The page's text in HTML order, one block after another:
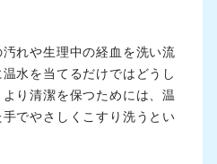
れや生理中の経血を洗い流
水を当てるだけではどうし
り清潔を保つためには、温
でやさしくこすり洗うとい